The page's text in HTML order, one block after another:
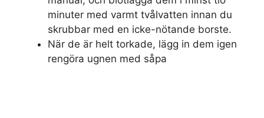
minuter med varmt tvålvatten innan du
skrubbar med en icke-nötande borste.
När de är helt torkade, lägg in dem igen
rengöra ugnen med såpa